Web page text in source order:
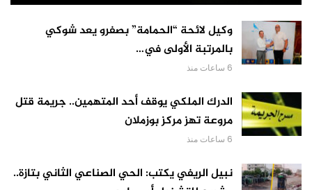
وكيل لائحة “الحمامة” بصفرو يعد شوكي
بالمرتبة الأولى في…
6 ساعات منذ
الدرك الملكي يوقف أحد المتهمين.. جريمة قتل
مروعة تهز مركز بوزملان
6 ساعات منذ
نبيل الريفي يكتب: الحي الصناعي الثاني بتازة..